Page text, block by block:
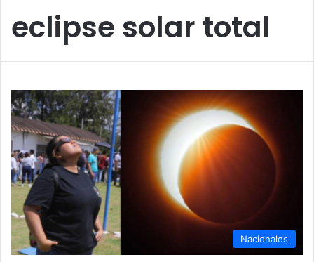
eclipse solar total
Nacionales